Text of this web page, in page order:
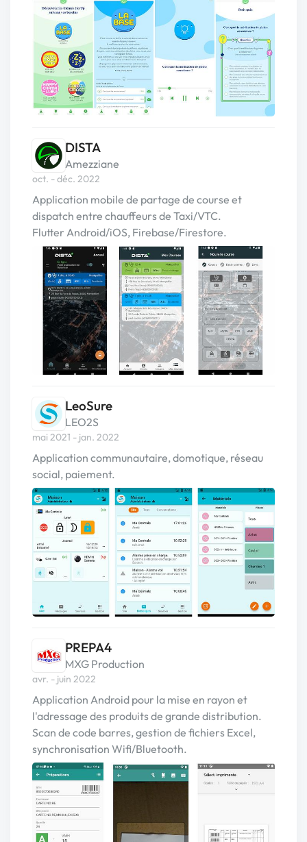
DISTA
Amezziane
oct. - déc. 2022
Application mobile de partage de course et
dispatch entre chauffeurs de Taxi/VTC.
Flutter Android/iOS, Firebase/Firestore.
LeoSure
LEO2S
mai 2021 - jan. 2022
Application communautaire, domotique, réseau
social, paiement.
PREPA4
MXG Production
avr. - juin 2022
Application Android pour la mise en rayon et
l'adressage des produits de grande distribution.
Scan de code barres, gestion de fichiers Excel,
synchronisation Wifi/Bluetooth.